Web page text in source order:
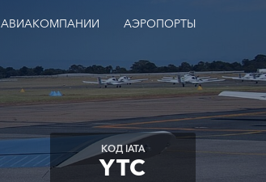
АВИАКОМПАНИИ АЭРОПОРТЫ
КОД IATA
YTC